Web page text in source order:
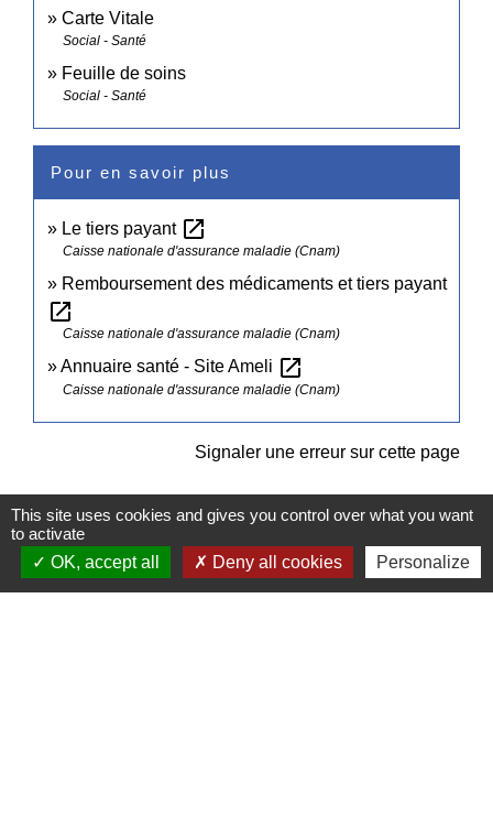
Carte Vitale
Social - Santé
Feuille de soins
Social - Santé
Pour en savoir plus
Le tiers payant open_in_new
Caisse nationale d'assurance maladie (Cnam)
Remboursement des médicaments et tiers payant
open_in_new
Caisse nationale d'assurance maladie (Cnam)
Annuaire santé - Site Ameli open_in_new
Caisse nationale d'assurance maladie (Cnam)
Signaler une erreur sur cette page
Contacts
This site uses cookies and gives you control over what you want
to activate
OK, accept all
Deny all cookies Personalize